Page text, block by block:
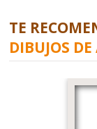
TE
DIBUJOS